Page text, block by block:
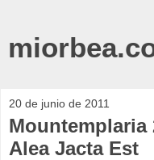
20 de junio de 2011
Mountemplaria
Alea Jacta Est